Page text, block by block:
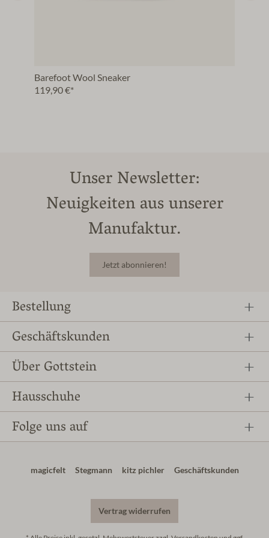
Barefoot Wool Sneaker
119,90 €*
Unser Newsletter:
Neuigkeiten aus unserer
Manufaktur.
Jetzt abonnieren!
Bestellung
Geschäftskunden
Über Gottstein
Hausschuhe
Folge uns auf
magicfelt Stegmann kitz pichler Geschäftskunden
Vertrag widerrufen